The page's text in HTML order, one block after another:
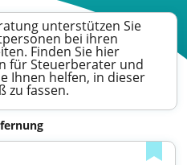
unterstützen Sie
bei ihren
Finden Sie hier
für Steuerberater und
Ihnen helfen, in dieser
zu fassen.